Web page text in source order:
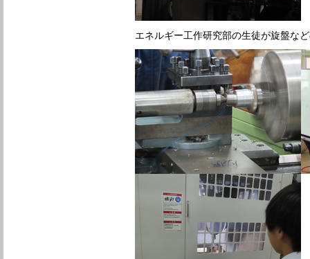
エネルギー工作研究部の生徒が旋盤な